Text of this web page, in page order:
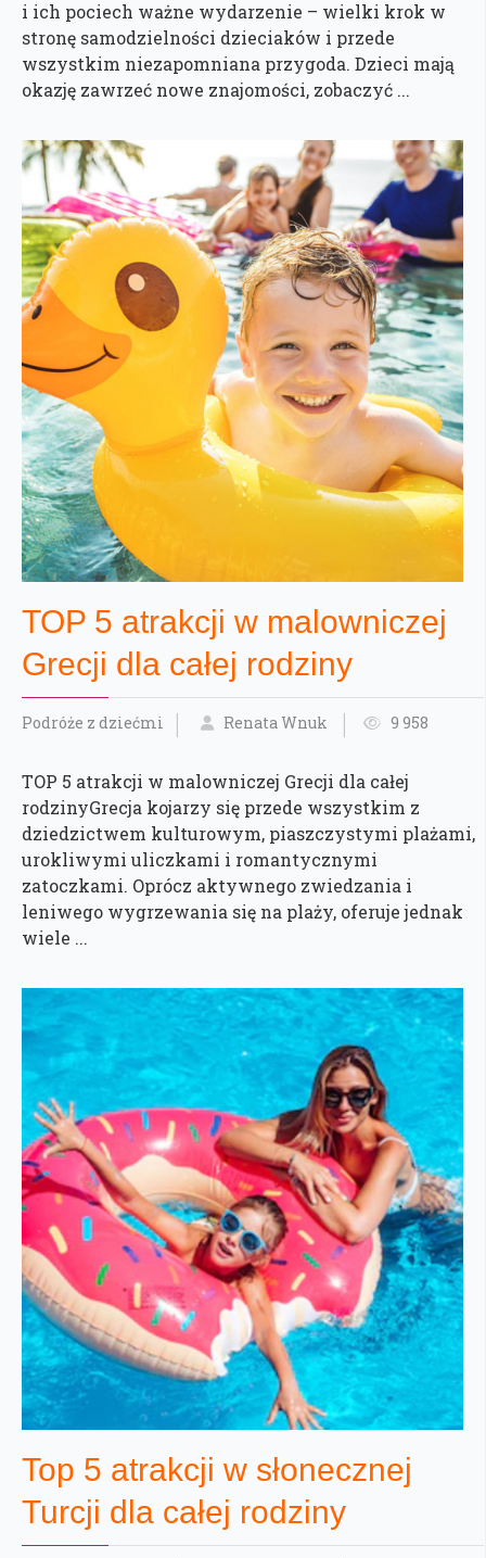
i ich pociech ważne wydarzenie – wielki krok w
stronę samodzielności dzieciaków i przede
wszystkim niezapomniana przygoda. Dzieci mają
okazję zawrzeć nowe znajomości, zobaczyć ...
TOP 5 atrakcji w malowniczej
Grecji dla całej rodziny
Podróże z dziećmi Renata Wnuk 9 958
TOP 5 atrakcji w malowniczej Grecji dla całej
rodzinyGrecja kojarzy się przede wszystkim z
dziedzictwem kulturowym, piaszczystymi plażami,
urokliwymi uliczkami i romantycznymi
zatoczkami. Oprócz aktywnego zwiedzania i
leniwego wygrzewania się na plaży, oferuje jednak
wiele ...
Top 5 atrakcji w słonecznej
Turcji dla całej rodziny